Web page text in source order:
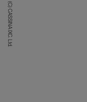
(C) CASSINA IXC. Ltd.